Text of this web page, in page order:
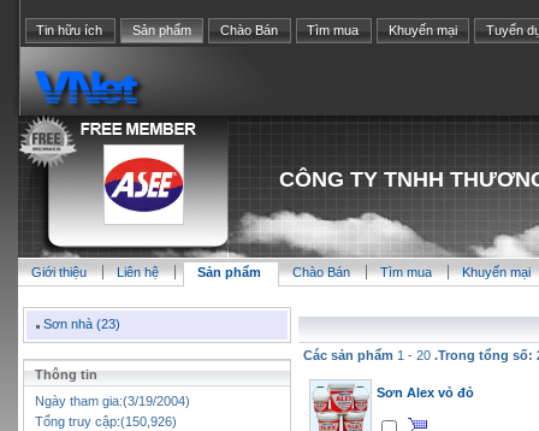
Tin hữu ích Sản phẩm Chào Bán Tìm mua Khuyến mại Tuyển
CÔNG TY TNHH
Giới thiệu Liên hệ Sản phẩm Chào Bán Tìm mua Khuyến mại
Sơn nhà (23)
Thông tin
Ngày tham gia:(3/19/2004)
Tổng truy cập:(150,926)
Các sản phẩm 1 - 20 .Trong tổng số:
Sơn Alex vỏ đỏ